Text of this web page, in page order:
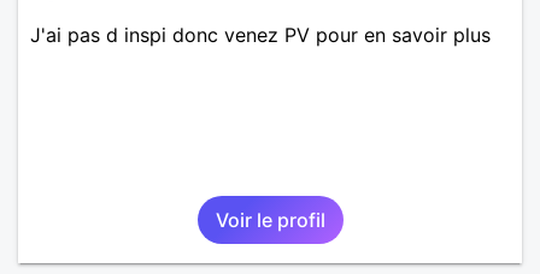
J'ai pas d inspi donc venez PV pour en savoir plus
Voir le profil